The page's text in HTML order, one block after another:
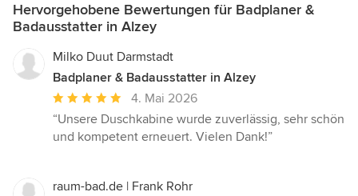
Hervorgehobene Bewertungen für Badplaner &
Badausstatter in Alzey
Milko Duut Darmstadt
Badplaner & Badausstatter in Alzey
Durchschnittliche
Bewertung:
5
Sternen
4. Mai 2026
“Unsere Duschkabine wurde zuverlässig, sehr schön
und kompetent erneuert. Vielen Dank!”
raum-bad.de | Frank Rohr